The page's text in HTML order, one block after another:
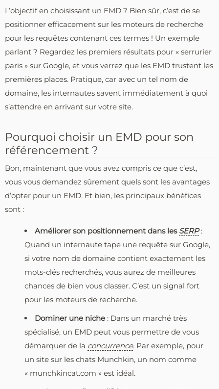
L’objectif en choisissant un EMD ? Bien sûr, c’est de se
positionner efficacement sur les moteurs de recherche
pour les requêtes contenant ces termes ! Un exemple
parlant ? Regardez les premiers résultats pour « serrurier
paris » sur Google, et vous verrez que les EMD trustent les
premières places. Pratique, car avec un tel nom de
domaine, les internautes savent immédiatement à quoi
s’attendre en arrivant sur votre site.
Pourquoi choisir un EMD pour son
référencement ?
Bon, maintenant que vous avez compris ce que c’est,
vous vous demandez sûrement quels sont les avantages
d’opter pour un EMD. Et bien, les principaux bénéfices
sont :
Améliorer son positionnement dans les SERP :
Quand un internaute tape une requête sur Google,
si votre nom de domaine contient exactement les
mots-clés recherchés, vous aurez de meilleures
chances de bien vous classer. C’est un signal fort
pour les moteurs de recherche.
Dominer une niche : Dans un marché très
spécialisé, un EMD peut vous permettre de vous
démarquer de la concurrence. Par exemple, pour
un site sur les chats Munchkin, un nom comme
« munchkincat.com » est idéal.